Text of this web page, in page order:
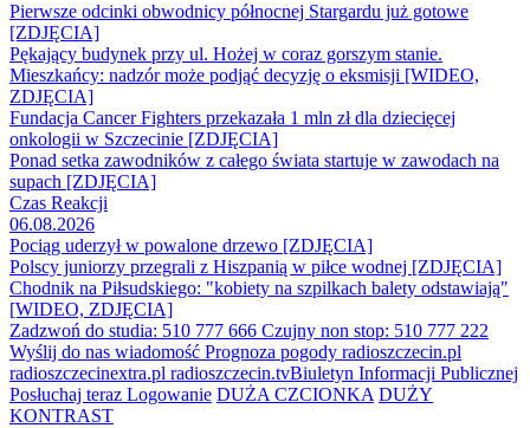
Pierwsze odcinki obwodnicy północnej Stargardu już gotowe
[ZDJĘCIA]
Pękający budynek przy ul. Hożej w coraz gorszym stanie.
Mieszkańcy: nadzór może podjąć decyzję o eksmisji [WIDEO,
ZDJĘCIA]
Fundacja Cancer Fighters przekazała 1 mln zł dla dziecięcej
onkologii w Szczecinie [ZDJĘCIA]
Ponad setka zawodników z całego świata startuje w zawodach na
supach [ZDJĘCIA]
Czas Reakcji
06.08.2026
Pociąg uderzył w powalone drzewo [ZDJĘCIA]
Polscy juniorzy przegrali z Hiszpanią w piłce wodnej [ZDJĘCIA]
Chodnik na Piłsudskiego: "kobiety na szpilkach balety odstawiają"
[WIDEO, ZDJĘCIA]
Zadzwoń do studia: 510 777 666 Czujny non stop: 510 777 222
Wyślij do nas wiadomość Prognoza pogody radioszczecin.pl
radioszczecinextra.pl radioszczecin.tvBiuletyn Informacji Publicznej
Posłuchaj teraz Logowanie DUŻA CZCIONKA DUŻY
KONTRAST